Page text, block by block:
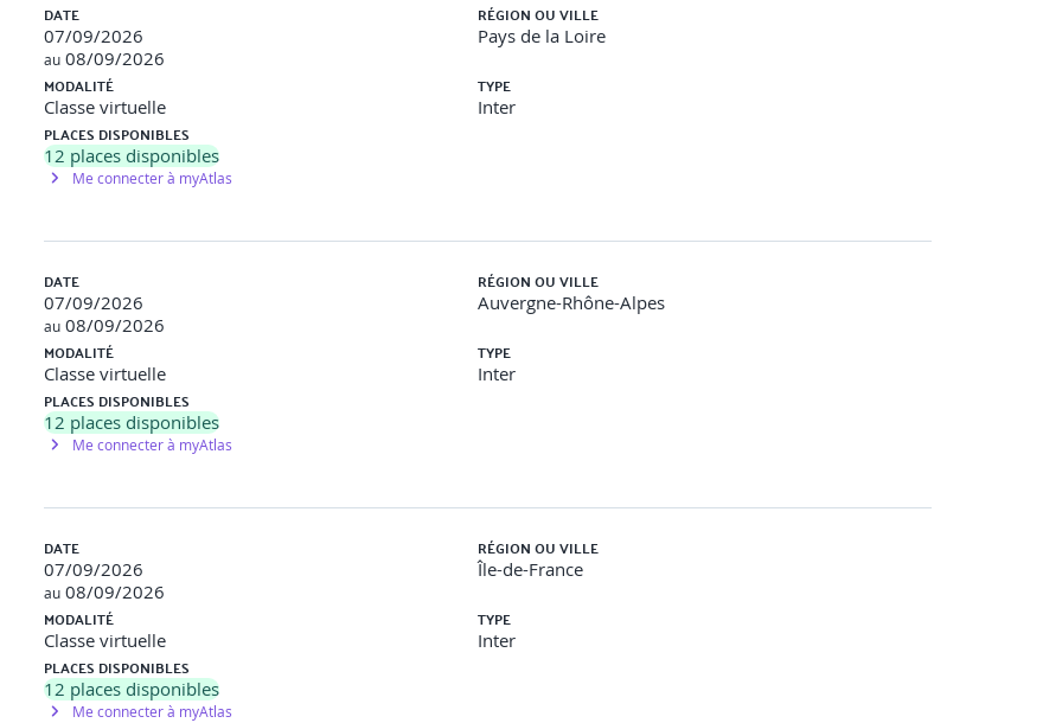
DATE
07/09/2026
au 08/09/2026
RÉGION OU VILLE
Pays de la Loire
MODALITÉ
Classe virtuelle
TYPE
Inter
PLACES DISPONIBLES
12 places disponibles
Me connecter à myAtlas
DATE
07/09/2026
au 08/09/2026
RÉGION OU VILLE
Auvergne-Rhône-Alpes
MODALITÉ
Classe virtuelle
TYPE
Inter
PLACES DISPONIBLES
12 places disponibles
Me connecter à myAtlas
DATE
07/09/2026
au 08/09/2026
RÉGION OU VILLE
Île-de-France
MODALITÉ
Classe virtuelle
TYPE
Inter
PLACES DISPONIBLES
12 places disponibles
Me connecter à myAtlas